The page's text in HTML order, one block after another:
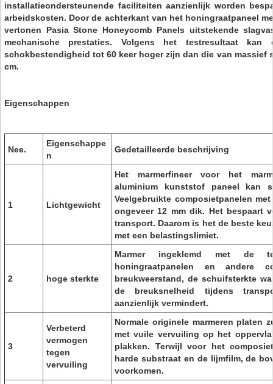
installatieondersteunende faciliteiten aanzienlijk worden
arbeidskosten. Door de achterkant van het honingraatpaneel
vertonen Pasia Stone Honeycomb Panels uitstekende
mechanische prestaties. Volgens het testresultaat kan
schokbestendigheid tot 60 keer hoger zijn dan die van massief
cm.
Eigenschappen
Nee.
Eigenschappe
n
Gedetailleerde beschrijving
1 Lichtgewicht
Het marmerfineer voor het
aluminium kunststof paneel
Veelgebruikte composietpanelen
ongeveer 12 mm dik. Het bespaart
transport. Daarom is het de beste
met een belastingslimiet.
2 hoge sterkte
Marmer ingeklemd met de
honingraatpanelen en andere
breukweerstand, de schuifsterkte
de breuksnelheid tijdens
aanzienlijk vermindert.
3
Verbeterd
vermogen
tegen
vervuiling
Normale originele marmeren platen
met vuile vervuiling op het
plakken. Terwijl voor het
harde substraat en de lijmfilm, de
voorkomen.